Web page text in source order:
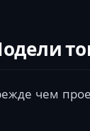
чем